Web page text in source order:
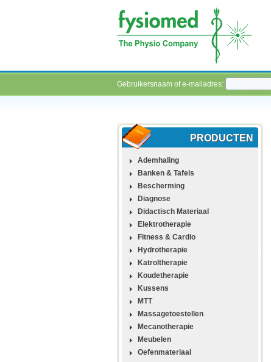
Gebruikersnaam of e-mailadres:
PRODUCTEN
Ademhaling
Banken & Tafels
Bescherming
Diagnose
Didactisch Materiaal
Elektrotherapie
Fitness & Cardio
Hydrotherapie
Katroltherapie
Koudetherapie
Kussens
MTT
Massagetoestellen
Mecanotherapie
Meubelen
Oefenmateriaal